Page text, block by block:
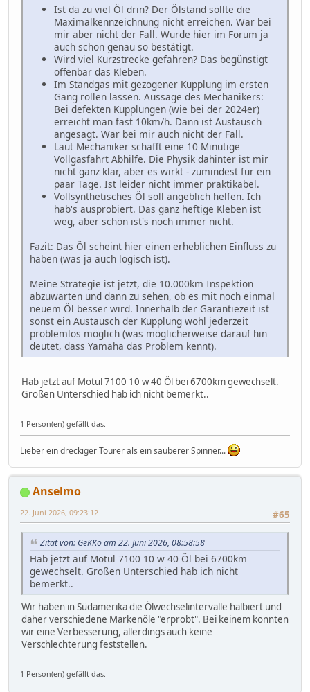
Ist da zu viel Öl drin? Der Ölstand sollte die
Maximalkennzeichnung nicht erreichen. War bei
mir aber nicht der Fall. Wurde hier im Forum ja
auch schon genau so bestätigt.
Wird viel Kurzstrecke gefahren? Das begünstigt
offenbar das Kleben.
Im Standgas mit gezogener Kupplung im ersten
Gang rollen lassen. Aussage des Mechanikers:
Bei defekten Kupplungen (wie bei der 2024er)
erreicht man fast 10km/h. Dann ist Austausch
angesagt. War bei mir auch nicht der Fall.
Laut Mechaniker schafft eine 10 Minütige
Vollgasfahrt Abhilfe. Die Physik dahinter ist mir
nicht ganz klar, aber es wirkt - zumindest für ein
paar Tage. Ist leider nicht immer praktikabel.
Vollsynthetisches Öl soll angeblich helfen. Ich
hab's ausprobiert. Das ganz heftige Kleben ist
weg, aber schön ist's noch immer nicht.
Fazit: Das Öl scheint hier einen erheblichen Einfluss zu
haben (was ja auch logisch ist).
Meine Strategie ist jetzt, die 10.000km Inspektion
abzuwarten und dann zu sehen, ob es mit noch einmal
neuem Öl besser wird. Innerhalb der Garantiezeit ist
sonst ein Austausch der Kupplung wohl jederzeit
problemlos möglich (was möglicherweise darauf hin
deutet, dass Yamaha das Problem kennt).
Hab jetzt auf Motul 7100 10 w 40 Öl bei 6700km gewechselt.
Großen Unterschied hab ich nicht bemerkt..
1 Person(en) gefällt das.
Lieber ein dreckiger Tourer als ein sauberer Spinner...
Anselmo
#65
22. Juni 2026, 09:23:12
Zitat von: GeKKo am 22. Juni 2026, 08:58:58
Hab jetzt auf Motul 7100 10 w 40 Öl bei 6700km
gewechselt. Großen Unterschied hab ich nicht
bemerkt..
Wir haben in Südamerika die Ölwechselintervalle halbiert und
daher verschiedene Markenöle "erprobt". Bei keinem konnten
wir eine Verbesserung, allerdings auch keine
Verschlechterung feststellen.
1 Person(en) gefällt das.